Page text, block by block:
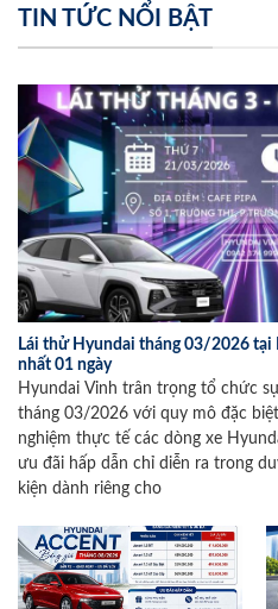
TIN TỨC NỔI BẬT
Lái thử Hyundai tháng 03/2026 tại
nhất 01 ngày
Hyundai Vinh trân trọng tổ chức
tháng 03/2026 với quy mô đặc
nghiệm thực tế các dòng xe
ưu đãi hấp dẫn chỉ diễn ra trong
kiện dành riêng cho